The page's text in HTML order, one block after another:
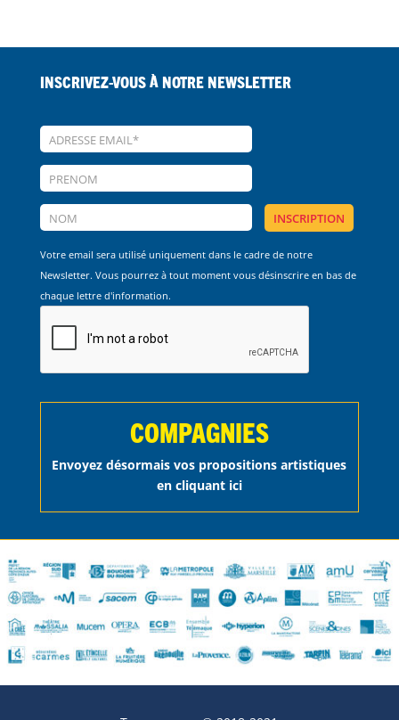
Inscrivez-vous à notre Newsletter
Votre email sera utilisé uniquement dans le cadre de notre
Newsletter. Vous pourrez à tout moment vous désinscrire en bas de
chaque lettre d'information.
COMPAGNIES
Envoyez désormais vos propositions artistiques
en cliquant ici